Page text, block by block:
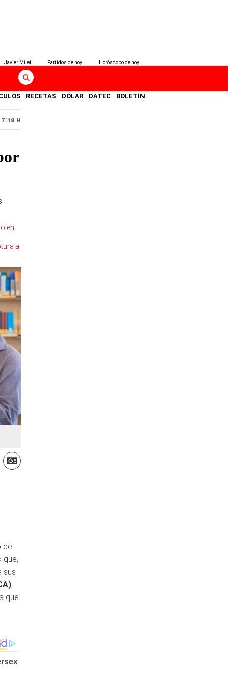
Javier Milei Partidos de hoy Horóscopo de hoy
RECETAS DÓLAR DATEC BOLETÍN
H
en
a
de
que,
sus
,
que